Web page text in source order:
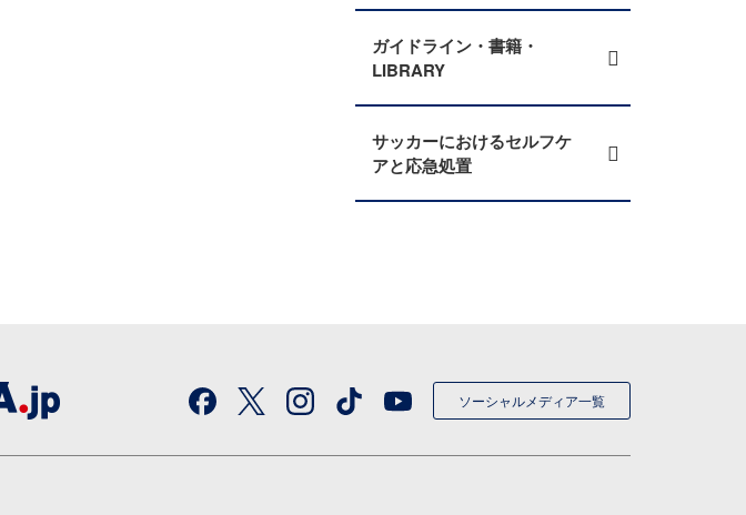
ガイドライン・書籍・
LIBRARY
サッカーにおけるセルフケ
アと応急処置
ソーシャルメディア一覧